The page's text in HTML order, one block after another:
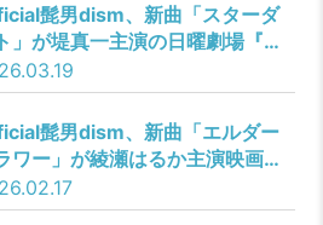
髭男dism、新曲「スターダ
」が堤真一主演の日曜劇場『Ｇ
Ｔ』の主題歌に決定！「スター
ト/エルダーフラワー」を4月22
両A面シングルとしてCDリリー
定＆ジャケ写も解禁！
髭男dism、新曲「エルダー
ワー」が綾瀬はるか主演映画
はなぜラブレターを書くのか』
歌に決定！